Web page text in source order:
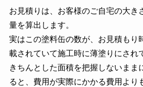
お見積りは、お客様のご自宅の大き
量を算出します。
実はこの塗料缶の数が、お見積もり
載されていて施工時に薄塗りにされ
きちんとした面積を把握しないまま
ると、費用が実際にかかる費用より